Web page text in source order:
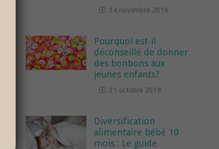
14 novembre 2019
Pourquoi est-il
déconseillé de donner
des bonbons aux
jeunes enfants?
31 octobre 2019
Diversification
alimentaire bébé 10
mois : Le guide